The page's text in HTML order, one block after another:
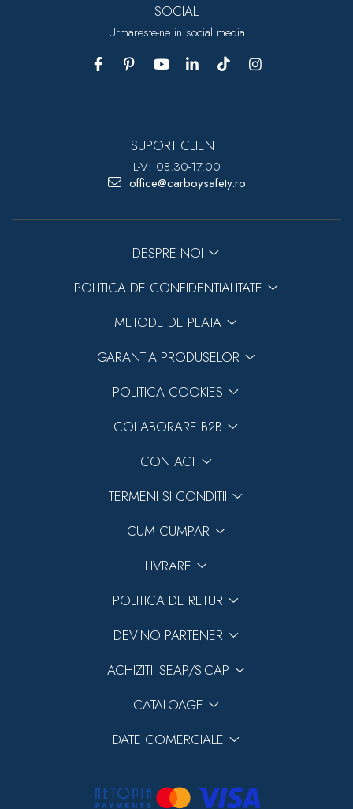
SOCIAL
Urmareste-ne in social media
SUPORT CLIENTI
L-V: 08.30-17.00
office@carboysafety.ro
DESPRE NOI
POLITICA DE CONFIDENTIALITATE
METODE DE PLATA
GARANTIA PRODUSELOR
POLITICA COOKIES
COLABORARE B2B
CONTACT
TERMENI SI CONDITII
CUM CUMPAR
LIVRARE
POLITICA DE RETUR
DEVINO PARTENER
ACHIZITII SEAP/SICAP
CATALOAGE
DATE COMERCIALE